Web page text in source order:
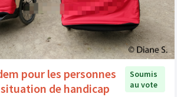
pour les personnes
de handicap
Soumis
au vote